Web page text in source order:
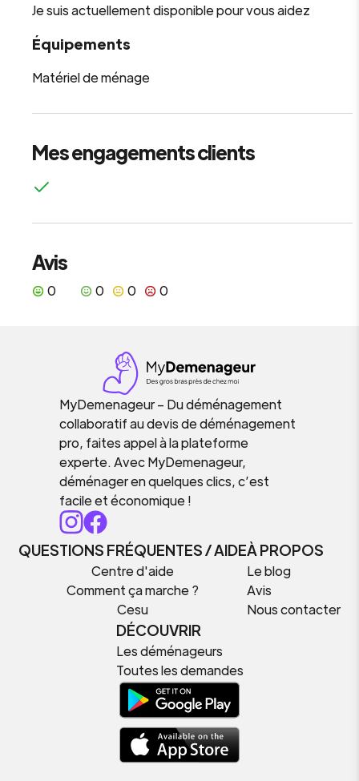
Je suis actuellement disponible pour vous aidez
Équipements
Matériel de ménage
Mes engagements clients
Avis
0 0 0 0
MyDemenageur – Du déménagement
collaboratif au devis de déménagement
pro, faites appel à la plateforme
experte. Avec MyDemenageur,
déménager en quelques clics, c’est
facile et économique !
QUESTIONS FRÉQUENTES / AIDE
Centre d'aide
Comment ça marche ?
Cesu
À PROPOS
Le blog
Avis
Nous contacter
DÉCOUVRIR
Les déménageurs
Toutes les demandes